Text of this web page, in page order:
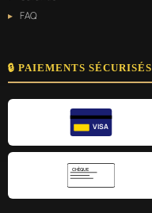
FAQ
🔒 PAIEMENTS SÉCURISÉS
VISA
CHÈQUE